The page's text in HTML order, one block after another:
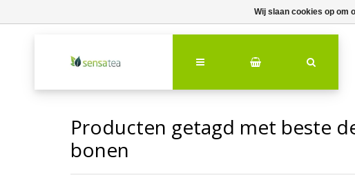
Producten getagd met beste
bonen
Wij slaan cookies op om